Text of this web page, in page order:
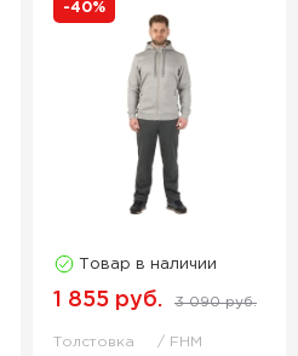
-40%
Товар в наличии
1 855 руб. 3 090 руб.
Толстовка FHM